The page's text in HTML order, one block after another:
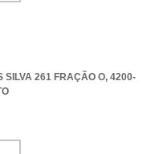
SILVA 261 FRAÇÃO O, 4200-